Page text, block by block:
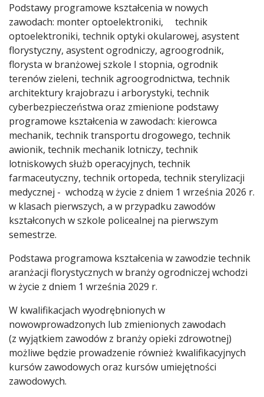
Podstawy programowe kształcenia w nowych
zawodach: monter optoelektroniki, technik
optoelektroniki, technik optyki okularowej, asystent
florystyczny, asystent ogrodniczy, agroogrodnik,
florysta w branżowej szkole I stopnia, ogrodnik
terenów zieleni, technik agroogrodnictwa, technik
architektury krajobrazu i arborystyki, technik
cyberbezpieczeństwa oraz zmienione podstawy
programowe kształcenia w zawodach: kierowca
mechanik, technik transportu drogowego, technik
awionik, technik mechanik lotniczy, technik
lotniskowych służb operacyjnych, technik
farmaceutyczny, technik ortopeda, technik sterylizacji
medycznej - wchodzą w życie z dniem 1 września 2026 r.
w klasach pierwszych, a w przypadku zawodów
kształconych w szkole policealnej na pierwszym
semestrze.
Podstawa programowa kształcenia w zawodzie technik
aranżacji florystycznych w branży ogrodniczej wchodzi
w życie z dniem 1 września 2029 r.
W kwalifikacjach wyodrębnionych w
nowowprowadzonych lub zmienionych zawodach
(z wyjątkiem zawodów z branży opieki zdrowotnej)
możliwe będzie prowadzenie również kwalifikacyjnych
kursów zawodowych oraz kursów umiejętności
zawodowych.